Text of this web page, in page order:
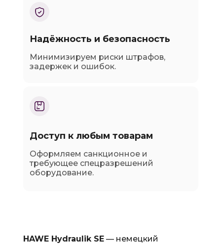
Надёжность и безопасность
Минимизируем риски штрафов,
задержек и ошибок.
Доступ к любым товарам
Оформляем санкционное и
требующее спецразрешений
оборудование.
HAWE Hydraulik SE— немецкий